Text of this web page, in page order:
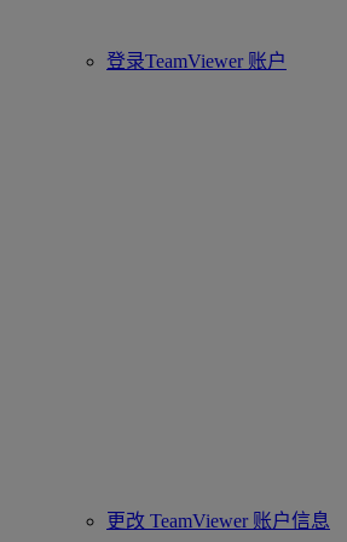
登录TeamViewer 账户
更改 TeamViewer 账户信息